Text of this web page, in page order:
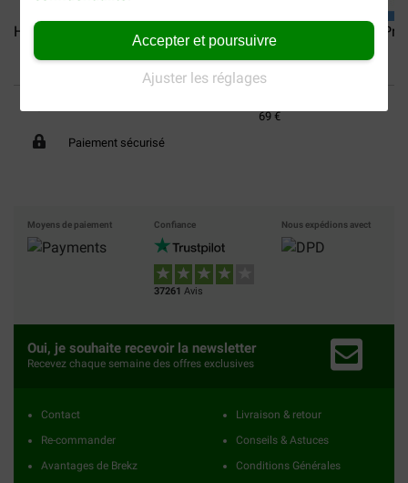
Accepter et poursuivre
Ajuster les réglages
Hill's Prescription Diet... Hill’s Prescription Diet... Hill's
69 €
Paiement sécurisé
Moyens de paiement Confiance
37261 Avis
Nous expédions avect
Oui, je souhaite recevoir la newsletter
Recevez chaque semaine des offres exclusives
Contact
Re-commander
Avantages de Brekz
Livraison & retour
Conseils & Astuces
Conditions Générales